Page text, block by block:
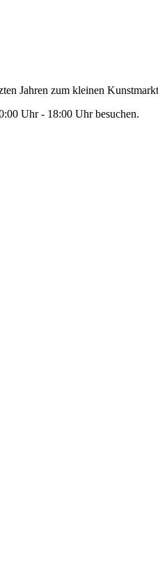
Jahren zum kleinen
Uhr - 18:00 Uhr besuchen.